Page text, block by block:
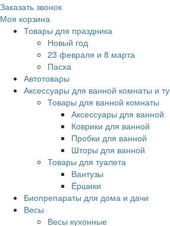
Заказать звонок
Моя корзина
Товары для праздника
Новый год
23 февраля и 8 марта
Пасха
Автотовары
Аксессуары для ванной комнаты и
Товары для ванной комнаты
Аксессуары для ванной
Коврики для ванной
Пробки для ванной
Шторы для ванной
Товары для туалета
Вантузы
Ёршики
Биопрепараты для дома и дачи
Весы
Весы кухонные